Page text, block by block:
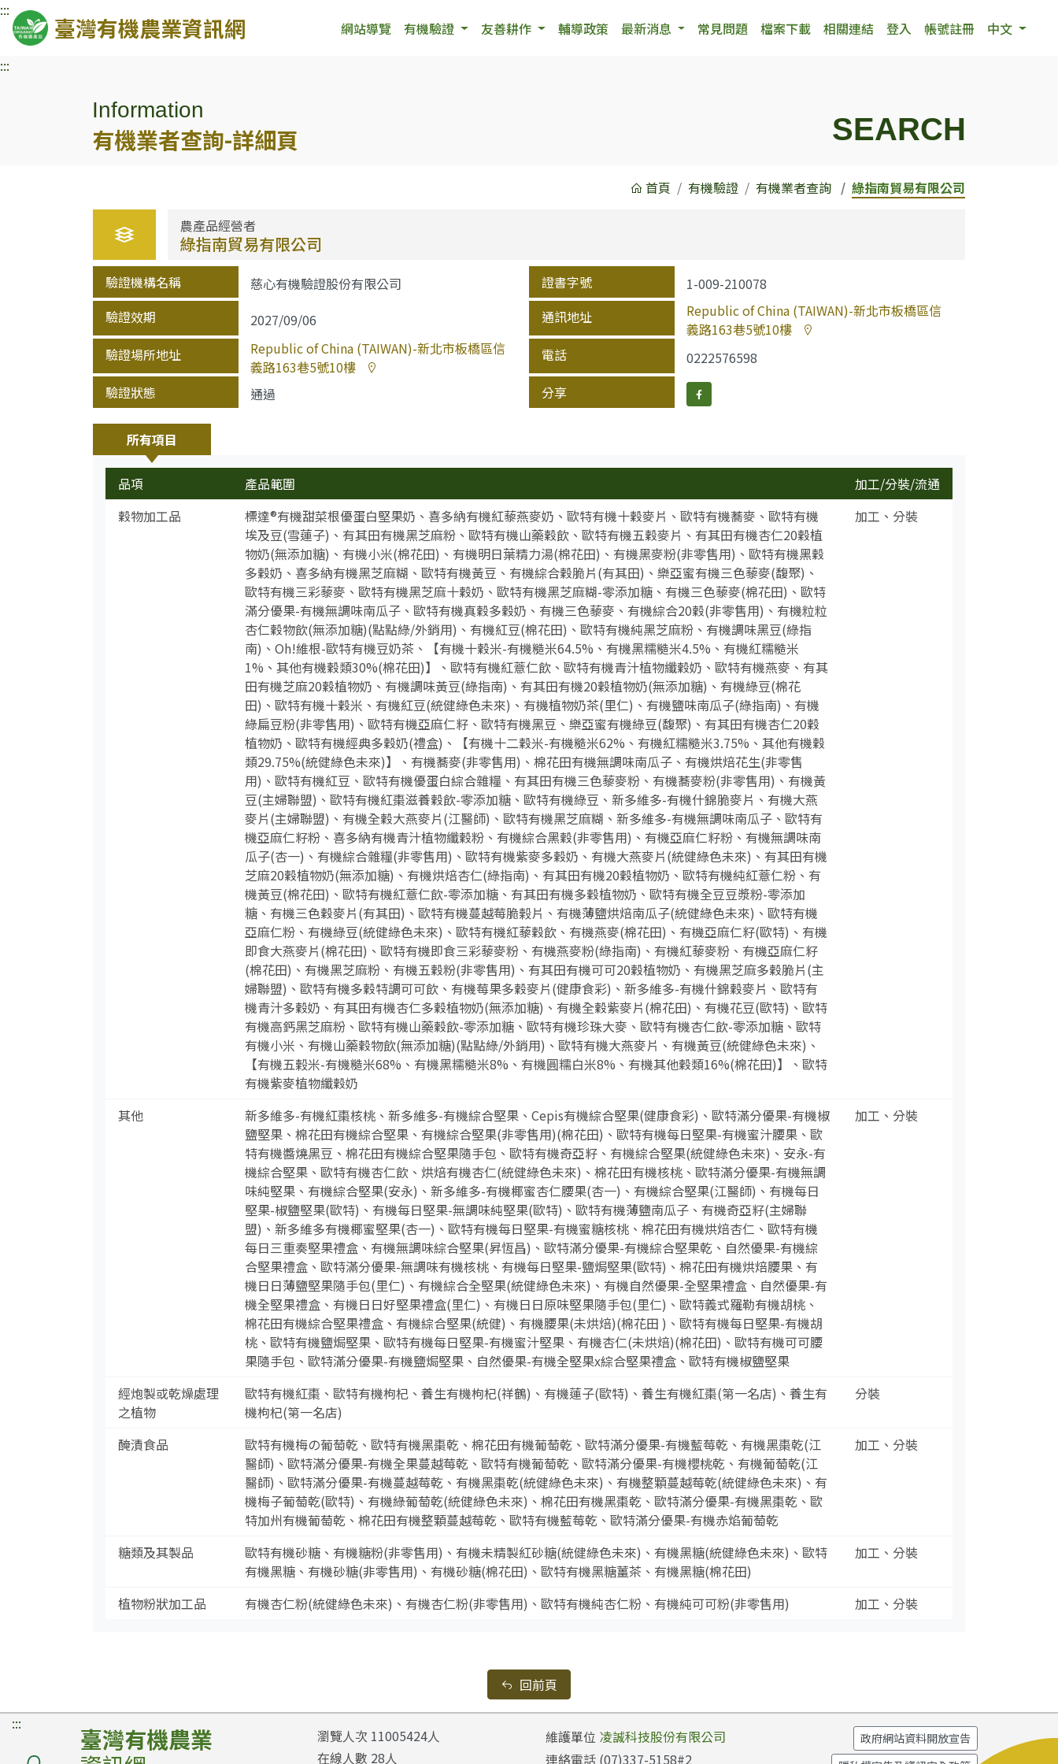
:::
臺灣有機農業資訊網 網站導覽 有機驗證 友善耕作 輔導政策 最新消息 常見問題 檔案下載 相關連結 登入 帳號註冊
中文
:::
Information
有機業者查詢-詳細頁 SEARCH
首頁 有機驗證 有機業者查詢
綠指南貿易有限公司
農產品經營者
綠指南貿易有限公司
驗證機構名稱 慈心有機驗證股份有限公司 證書字號
1-009-210078
驗證效期
2027/09/06 通訊地址
Republic of China (TAIWAN)-新北市板橋區信
義路163巷5號10樓
驗證場所地址
Republic of China (TAIWAN)-新北市板橋區信
義路163巷5號10樓
電話
0222576598
驗證狀態
通過 分享
所有項目
品項 產品範圍
加工/分裝/流通
穀物加工品
標達®有機甜菜根優蛋白堅果奶、喜多納有機紅藜燕麥奶、歐特有機十穀麥片、歐特有機蕎麥、歐特有機
埃及豆(雪蓮子)、有其田有機黑芝麻粉、歐特有機山藥穀飲、歐特有機五穀麥片、有其田有機杏仁20穀植
物奶(無添加糖)、有機小米(棉花田)、有機明日葉精力湯(棉花田)、有機黑麥粉(非零售用)、歐特有機黑穀
多穀奶、喜多納有機黑芝麻糊、歐特有機黃豆、有機綜合穀脆片(有其田)、樂亞蜜有機三色藜麥(馥聚)、
歐特有機三彩藜麥、歐特有機黑芝麻十穀奶、歐特有機黑芝麻糊-零添加糖、有機三色藜麥(棉花田)、歐特
滿分優果-有機無調味南瓜子、歐特有機真穀多穀奶、有機三色藜麥、有機綜合20穀(非零售用)、有機粒粒
杏仁穀物飲(無添加糖)(點點綠/外銷用)、有機紅豆(棉花田)、歐特有機純黑芝麻粉、有機調味黑豆(綠指
南)、Oh!維根-歐特有機豆奶茶、【有機十穀米-有機糙米64.5%、有機黑糯糙米4.5%、有機紅糯糙米
1%、其他有機穀類30%(棉花田)】、歐特有機紅薏仁飲、歐特有機青汁植物纖穀奶、歐特有機燕麥、有其
田有機芝麻20穀植物奶、有機調味黃豆(綠指南)、有其田有機20穀植物奶(無添加糖)、有機綠豆(棉花
田)、歐特有機十穀米、有機紅豆(統健綠色未來)、有機植物奶茶(里仁)、有機鹽味南瓜子(綠指南)、有機
綠扁豆粉(非零售用)、歐特有機亞麻仁籽、歐特有機黑豆、樂亞蜜有機綠豆(馥聚)、有其田有機杏仁20穀
植物奶、歐特有機經典多穀奶(禮盒)、【有機十二穀米-有機糙米62%、有機紅糯糙米3.75%、其他有機穀
類29.75%(統健綠色未來)】、有機蕎麥(非零售用)、棉花田有機無調味南瓜子、有機烘焙花生(非零售
用)、歐特有機紅豆、歐特有機優蛋白綜合雜糧、有其田有機三色藜麥粉、有機蕎麥粉(非零售用)、有機黃
豆(主婦聯盟)、歐特有機紅棗滋養穀飲-零添加糖、歐特有機綠豆、新多維多-有機什錦脆麥片、有機大燕
麥片(主婦聯盟)、有機全穀大燕麥片(江醫師)、歐特有機黑芝麻糊、新多維多-有機無調味南瓜子、歐特有
機亞麻仁籽粉、喜多納有機青汁植物纖穀粉、有機綜合黑穀(非零售用)、有機亞麻仁籽粉、有機無調味南
瓜子(杏一)、有機綜合雜糧(非零售用)、歐特有機紫麥多穀奶、有機大燕麥片(統健綠色未來)、有其田有機
芝麻20穀植物奶(無添加糖)、有機烘焙杏仁(綠指南)、有其田有機20穀植物奶、歐特有機純紅薏仁粉、有
機黃豆(棉花田)、歐特有機紅薏仁飲-零添加糖、有其田有機多穀植物奶、歐特有機全豆豆漿粉-零添加
糖、有機三色穀麥片(有其田)、歐特有機蔓越莓脆榖片、有機薄鹽烘焙南瓜子(統健綠色未來)、歐特有機
亞麻仁粉、有機綠豆(統健綠色未來)、歐特有機紅藜穀飲、有機燕麥(棉花田)、有機亞麻仁籽(歐特)、有機
即食大燕麥片(棉花田)、歐特有機即食三彩藜麥粉、有機燕麥粉(綠指南)、有機紅藜麥粉、有機亞麻仁籽
(棉花田)、有機黑芝麻粉、有機五穀粉(非零售用)、有其田有機可可20穀植物奶、有機黑芝麻多穀脆片(主
婦聯盟)、歐特有機多穀特調可可飲、有機莓果多穀麥片(健康食彩)、新多維多-有機什錦穀麥片、歐特有
機青汁多穀奶、有其田有機杏仁多穀植物奶(無添加糖)、有機全穀紫麥片(棉花田)、有機花豆(歐特)、歐特
有機高鈣黑芝麻粉、歐特有機山藥穀飲-零添加糖、歐特有機珍珠大麥、歐特有機杏仁飲-零添加糖、歐特
有機小米、有機山藥穀物飲(無添加糖)(點點綠/外銷用)、歐特有機大燕麥片、有機黃豆(統健綠色未來)、
【有機五榖米-有機糙米68%、有機黑糯糙米8%、有機圓糯白米8%、有機其他穀類16%(棉花田)】、歐特
有機紫麥植物纖穀奶
加工、分裝
其他
新多維多-有機紅棗核桃、新多維多-有機綜合堅果、Cepis有機綜合堅果(健康食彩)、歐特滿分優果-有機椒
鹽堅果、棉花田有機綜合堅果、有機綜合堅果(非零售用)(棉花田)、歐特有機每日堅果-有機蜜汁腰果、歐
特有機醬燒黑豆、棉花田有機綜合堅果隨手包、歐特有機奇亞籽、有機綜合堅果(統健綠色未來)、安永-有
機綜合堅果、歐特有機杏仁飲、烘焙有機杏仁(統健綠色未來)、棉花田有機核桃、歐特滿分優果-有機無調
味純堅果、有機綜合堅果(安永)、新多維多-有機椰蜜杏仁腰果(杏一)、有機綜合堅果(江醫師)、有機每日
堅果-椒鹽堅果(歐特)、有機每日堅果-無調味純堅果(歐特)、歐特有機薄鹽南瓜子、有機奇亞籽(主婦聯
盟)、新多維多有機椰蜜堅果(杏一)、歐特有機每日堅果-有機蜜糖核桃、棉花田有機烘焙杏仁、歐特有機
每日三重奏堅果禮盒、有機無調味綜合堅果(昇恆昌)、歐特滿分優果-有機綜合堅果乾、自然優果-有機綜
合堅果禮盒、歐特滿分優果-無調味有機核桃、有機每日堅果-鹽焗堅果(歐特)、棉花田有機烘焙腰果、有
機日日薄鹽堅果隨手包(里仁)、有機綜合全堅果(統健綠色未來)、有機自然優果-全堅果禮盒、自然優果-有
機全堅果禮盒、有機日日好堅果禮盒(里仁)、有機日日原味堅果隨手包(里仁)、歐特義式羅勒有機胡桃、
棉花田有機綜合堅果禮盒、有機綜合堅果(統健)、有機腰果(未烘焙)(棉花田 )、歐特有機每日堅果-有機胡
桃、歐特有機鹽焗堅果、歐特有機每日堅果-有機蜜汁堅果、有機杏仁(未烘焙)(棉花田)、歐特有機可可腰
果隨手包、歐特滿分優果-有機鹽焗堅果、自然優果-有機全堅果x綜合堅果禮盒、歐特有機椒鹽堅果
加工、分裝
經炮製或乾燥處理
之植物
歐特有機紅棗、歐特有機枸杞、養生有機枸杞(祥鶴)、有機蓮子(歐特)、養生有機紅棗(第一名店)、養生有
機枸杞(第一名店)
分裝
醃漬食品
歐特有機梅の葡萄乾、歐特有機黑棗乾、棉花田有機葡萄乾、歐特滿分優果-有機藍莓乾、有機黑棗乾(江
醫師)、歐特滿分優果-有機全果蔓越莓乾、歐特有機葡萄乾、歐特滿分優果-有機櫻桃乾、有機葡萄乾(江
醫師)、歐特滿分優果-有機蔓越莓乾、有機黑棗乾(統健綠色未來)、有機整顆蔓越莓乾(統健綠色未來)、有
機梅子葡萄乾(歐特)、有機綠葡萄乾(統健綠色未來)、棉花田有機黑棗乾、歐特滿分優果-有機黑棗乾、歐
特加州有機葡萄乾、棉花田有機整顆蔓越莓乾、歐特有機藍莓乾、歐特滿分優果-有機赤焰葡萄乾
加工、分裝
糖類及其製品
歐特有機砂糖、有機糖粉(非零售用)、有機未精製紅砂糖(統健綠色未來)、有機黑糖(統健綠色未來)、歐特
有機黑糖、有機砂糖(非零售用)、有機砂糖(棉花田)、歐特有機黑糖薑茶、有機黑糖(棉花田)
加工、分裝
植物粉狀加工品 有機杏仁粉(統健綠色未來)、有機杏仁粉(非零售用)、歐特有機純杏仁粉、有機純可可粉(非零售用) 加工、分裝
回前頁
:::
臺灣有機農業
瀏覽人次 11005424人
在線人數 28人
維護單位 凌誠科技股份有限公司
連絡電話 (07)337-5158#2
政府網站資料開放宣告